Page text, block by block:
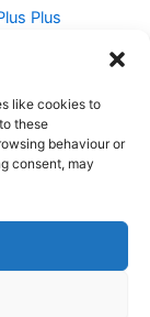
like cookies to
these
behaviour or
consent, may
Plus